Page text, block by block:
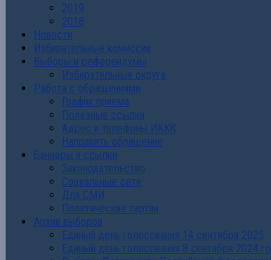
2019
2018
Новости
Избирательные комиссии
Выборы и референдумы
Избирательные округа
Работа с обращениями
График приема
Полезные ссылки
Адрес и телефоны ИККК
Направить обращение
Баннеры и ссылки
Законодательство
Социальные сети
Для СМИ
Политические партии
Архив выборов
Единый день голосования 14 сентября 2025
Единый день голосования 8 сентября 2024